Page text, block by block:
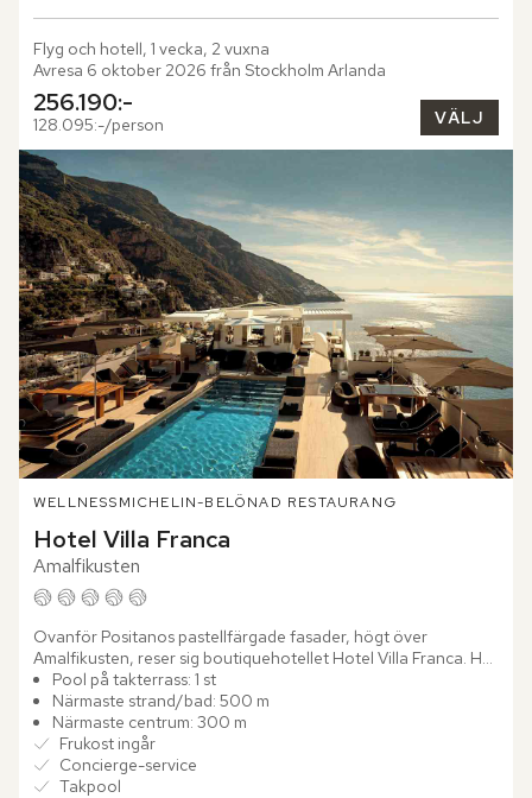
Flyg och hotell, 1 vecka, 2 vuxna
Avresa 6 oktober 2026 från Stockholm Arlanda
256.190:-
128.095:-/person VÄLJ
WELLNESSMICHELIN-BELÖNAD RESTAURANG
Hotel Villa Franca
Amalfikusten
Ovanför Positanos pastellfärgade fasader, högt över
Amalfikusten, reser sig boutiquehotellet Hotel Villa Franca. Här
möts modern italiensk design, samtida konst och vidsträckta...
Pool på takterrass: 1 st
Närmaste strand/bad: 500 m
Närmaste centrum: 300 m
Frukost ingår
Concierge-service
Takpool